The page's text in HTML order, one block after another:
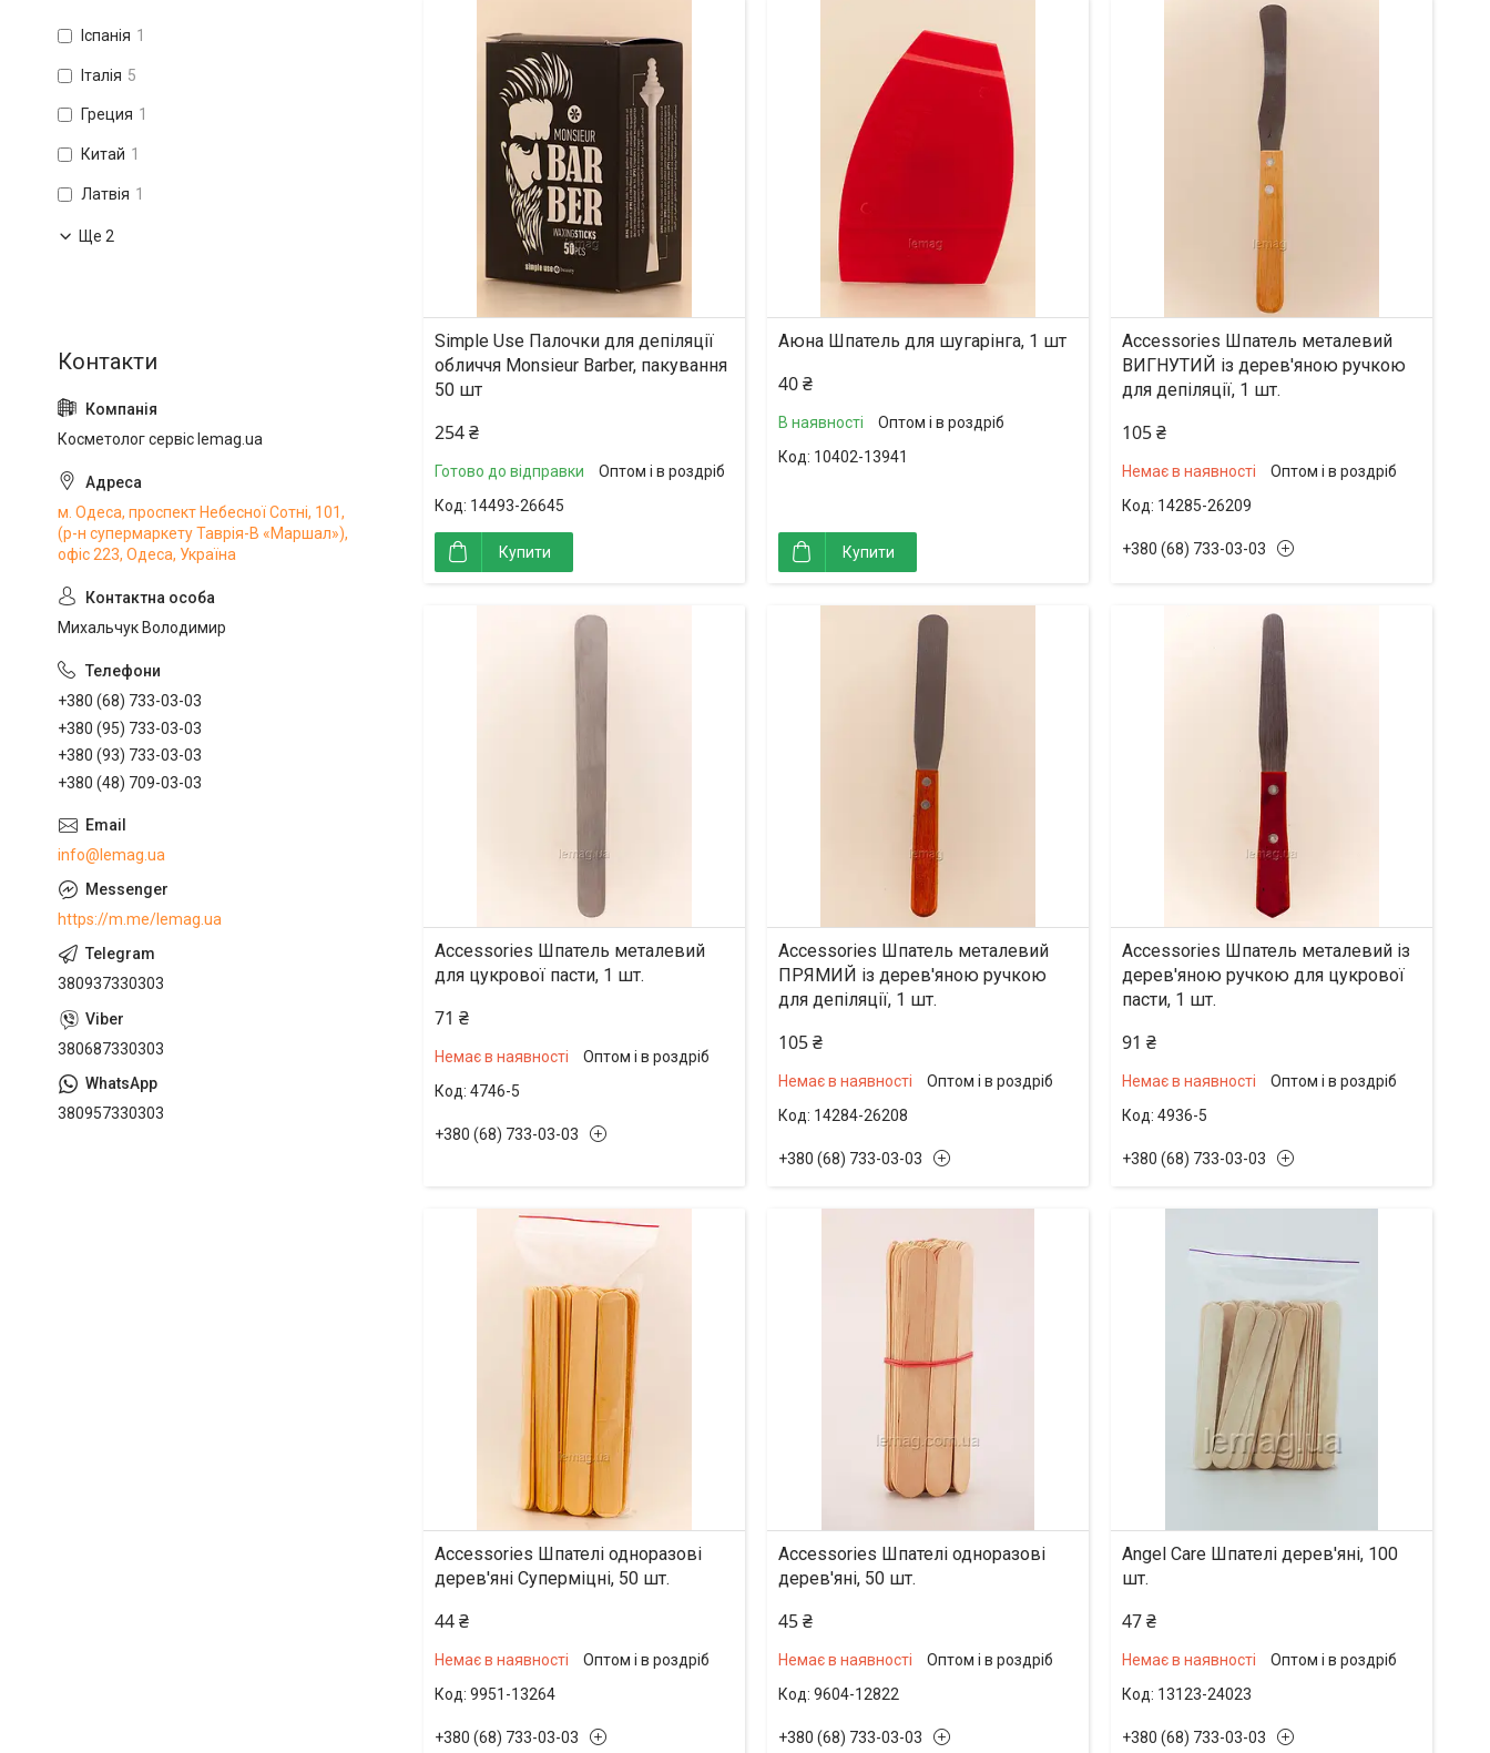
Simple Use Палочки для депіляції
обличчя Monsieur Barber, пакування
50 шт
254 ₴
Готово до відправки
Оптом і в роздріб
14493-26645
Купити
Аюна Шпатель для шугарінга, 1 шт
40 ₴
В наявності
Оптом і в роздріб
10402-13941
Купити
Accessories Шпатель металевий
ВИГНУТИЙ із дерев'яною ручкою
для депіляції, 1 шт.
105 ₴
Немає в наявності
Оптом і в роздріб
14285-26209
+380 (68) 733-03-03
Accessories Шпатель металевий
для цукрової пасти, 1 шт.
71 ₴
Немає в наявності
Оптом і в роздріб
4746-5
+380 (68) 733-03-03
Accessories Шпатель металевий
ПРЯМИЙ із дерев'яною ручкою
для депіляції, 1 шт.
105 ₴
Немає в наявності
Оптом і в роздріб
14284-26208
+380 (68) 733-03-03
Accessories Шпатель металевий із
дерев'яною ручкою для цукрової
пасти, 1 шт.
91 ₴
Немає в наявності
Оптом і в роздріб
4936-5
+380 (68) 733-03-03
Accessories Шпателі одноразові
дерев'яні Суперміцні, 50 шт.
44 ₴
Немає в наявності
Оптом і в роздріб
9951-13264
+380 (68) 733-03-03
Accessories Шпателі одноразові
дерев'яні, 50 шт.
45 ₴
Немає в наявності
Оптом і в роздріб
9604-12822
+380 (68) 733-03-03
Angel Care Шпателі дерев'яні, 100
шт.
47 ₴
Немає в наявності
Оптом і в роздріб
13123-24023
+380 (68) 733-03-03
Іспанія 1
Італія 5
Греция 1
Китай 1
Латвія 1
Ще 2
Косметолог сервіс lemag.ua
м. Одеса, проспект Небесної Сотні, 101,
(р-н супермаркету Таврія-В «Маршал»),
офіс 223, Одеса, Україна
Михальчук Володимир
+380 (68) 733-03-03
+380 (95) 733-03-03
+380 (93) 733-03-03
+380 (48) 709-03-03
info@lemag.ua
https://m.me/lemag.ua
380937330303
380687330303
380957330303